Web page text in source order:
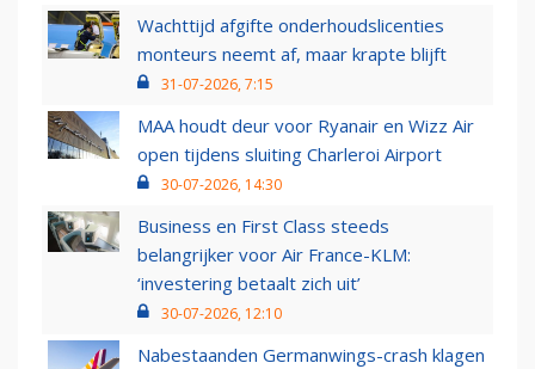
Wachttijd afgifte onderhoudslicenties
monteurs neemt af, maar krapte blijft
31-07-2026, 7:15
MAA houdt deur voor Ryanair en Wizz Air
open tijdens sluiting Charleroi Airport
30-07-2026, 14:30
Business en First Class steeds
belangrijker voor Air France-KLM:
‘investering betaalt zich uit’
30-07-2026, 12:10
Nabestaanden Germanwings-crash klagen